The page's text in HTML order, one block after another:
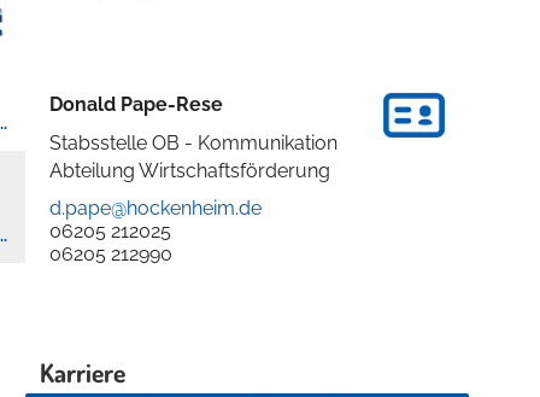
Donald Pape-Rese
Stabsstelle OB - Kommunikation
Abteilung Wirtschaftsförderung
d.pape@hockenheim.de
06205 212025
06205 212990
Karriere